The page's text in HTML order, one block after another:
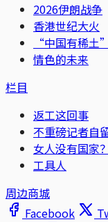
2026伊朗战争
香港世纪大火
“中国有稀土”
情色的未来
栏目
返工这回事
不重磅记者自
女人没有国家？
工具人
周边商城
Facebook